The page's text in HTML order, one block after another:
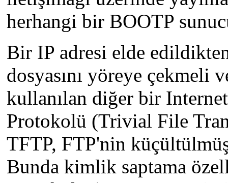
herhangi bir BOOTP
Bir IP adresi elde
dosyasını yöreye çekmeli
kullanılan diğer bir
Protokolü (Trivial File
TFTP, FTP'nin
Bunda kimlik saptama